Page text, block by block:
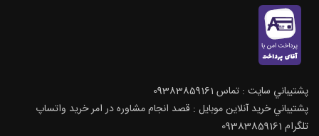
پشتيباني سايت : تماس 09383859161
پشتيباني خريد آنلاين موبايل : قصد انجام مشاوره در امر خرید واتساپ
تلگرام 09383859161